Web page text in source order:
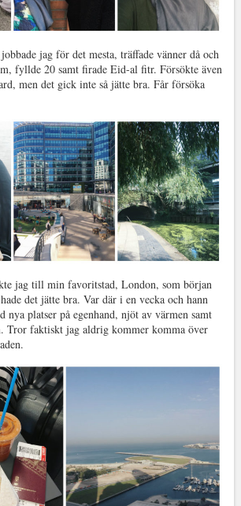
jag för det mesta, träffade vänner då och
fyllde 20 samt firade Eid-al fitr. Försökte även
men det gick inte så jätte bra. Får försöka
jag till min favoritstad, London, som början
det jätte bra. Var där i en vecka och hann
nya platser på egenhand, njöt av värmen samt
Tror faktiskt jag aldrig kommer komma över